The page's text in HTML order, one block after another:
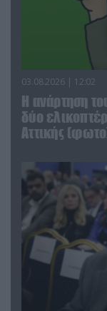
03.08.2026 | 12:02
Η ανάρτηση
δύο
Αττικής